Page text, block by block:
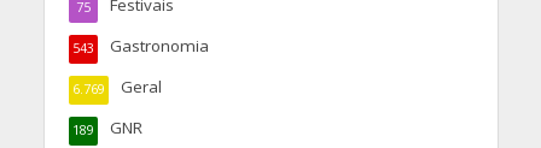
75
Gastronomia
543
Geral
6.769
GNR
189